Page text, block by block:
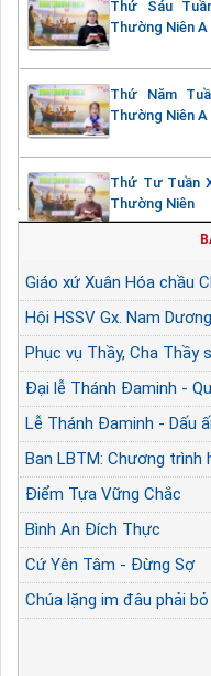
Thứ Sáu
Thường Niên A
Thứ Năm
Thường Niên A
Thứ Tư Tuần
Thường Niên
Giáo xứ Xuân Hóa chầu
Hội HSSV Gx. Nam
Phục vụ Thầy, Cha Thầy
Đại lễ Thánh Đaminh -
Lễ Thánh Đaminh - Dấu
Ban LBTM: Chương
Điểm Tựa Vững Chắc
Bình An Đích Thực
Cứ Yên Tâm - Đừng Sợ
Chúa lặng im đâu phải